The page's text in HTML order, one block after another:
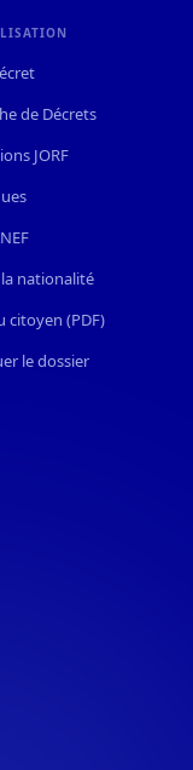
de Décrets
JORF
nationalité
citoyen (PDF)
le dossier